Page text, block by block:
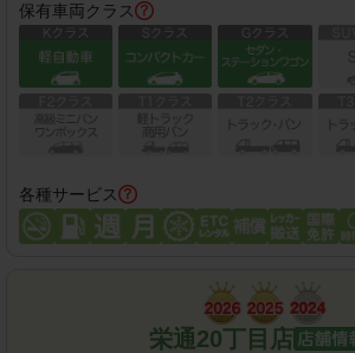
保有車両クラス
各種サービス
栄通20丁目店